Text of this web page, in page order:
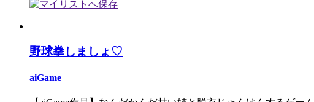
野球拳しましょ♡
aiGame